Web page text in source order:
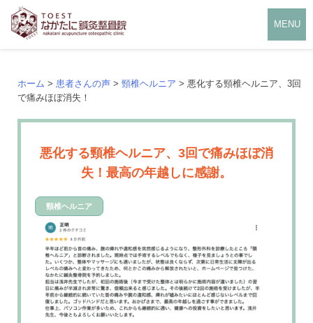
MENU
ホーム > 患者さんの声 > 頸椎ヘルニア > 悪化する頸椎ヘルニア、3回
で痛みほぼ消失！
悪化する頸椎ヘルニア、3回で痛みほぼ消
失！最高の年越しに感謝。
頸椎ヘルニア